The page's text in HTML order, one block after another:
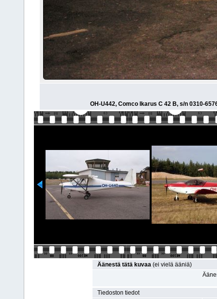
OH-U442, Comco Ikarus C 42 B, s/n 0310-
Äänestä tätä kuvaa (ei vielä ääniä)
Tiedoston tiedot